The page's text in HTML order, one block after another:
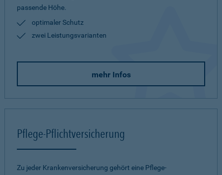
passende Höhe.
optimaler Schutz
zwei Leistungsvarianten
mehr Infos
Pflege-Pflichtversicherung
Zu jeder Krankenversicherung gehört eine Pflege-